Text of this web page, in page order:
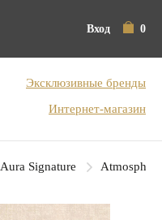
Вход 0
Эксклюзивные бренды
Интернет-магазин
Aura Signature Atmosphere